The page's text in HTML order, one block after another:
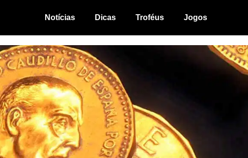
Notícias Dicas Troféus Jogos